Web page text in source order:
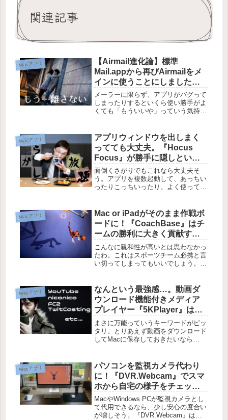
関連記事
Macアプリ
【Airmail進化論】標準
Mail.appから再びAirmailをメ
インに使うことにしました
【惚れなおした】
メーラーに限らず、アプリがバグって
しまったりするといくら使い勝手がよ
くても「もういいや」っていう気持ち
い1年近く標準のMail.appに戻してい
ました。先日、Air...
Macアプリ
アプリウィンドウを出しまく
ってても大丈夫。『Hocus
Focus』が勝手に隠しといて
くれるよ【Mac】
面倒くさがりでもこれなら大丈夫そ
う。アプリを複数起動して、あっちい
ったりこっちいったり。よく使ってい
る。『Hocus Focus』は開きっぱなし
のアプリが一定時間アクティブに...
Macアプリ
Mac or iPadがそのまま作戦ボ
ードに！『CoachBase』はチ
ームの勝利に大きく貢献する
アプリだ！【Mac/iPad】
こんなに親和性が高いとは思わなかっ
たわ。これはスポーツチーム必携と言
い切ってしまってもいいでしょう。
ードに水性ペンで作戦行動をシミュレ
ーションしていた世代からすると...
Macアプリ
なんという最強感…。動画ダ
ウンロード機能付きメディア
プレイヤー『5KPlayer』は
300以上の動画共有サイトに対
応！
まさに万能っていうキーワードがピッ
タリ。とりあえず動画をダウンロード
してMacに保存しておきたいなら
ンターネットラジオの再生にも対応し
ています。マルチメディアプレ...
Macアプリ
パソコンを監視カメラ代わり
に！『DVR.Webcam』でスマ
ホから自宅の様子をチェッ
ク！
MacやWindows PCが監視カメラとし
て代用できるなら、少し安心の度合い
が増しそう。『DVR.Webcam』は